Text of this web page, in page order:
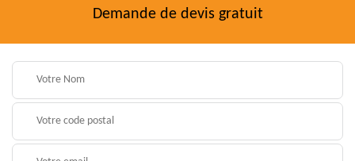
Demande de devis gratuit